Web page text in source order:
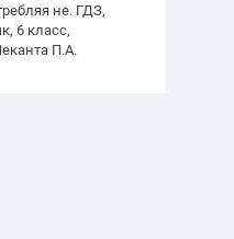
не. ГДЗ,
6 класс,
П.А.